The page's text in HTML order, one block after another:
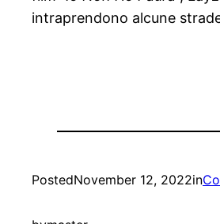
intraprendono alcune
PostedNovember 12, 2022in